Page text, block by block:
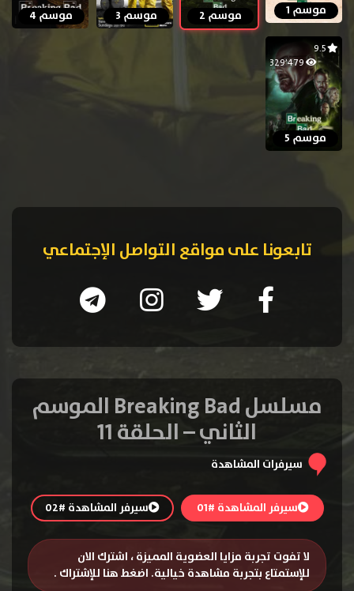
موسم 1 موسم 2 موسم 3 موسم 4
موسم 5
تابعونا على مواقع التواصل الإجتماعي
مسلسل Breaking Bad الموسم
الثاني – الحلقة 11
سيرفرات المشاهدة
سيرفر المشاهدة #01 سيرفر المشاهدة #02
لا تفوت تجربة مزايا العضوية المميزة ، اشترك الان
للإستمتاع بتجربة مشاهدة خيالية. اضغط هنا للإشتراك .